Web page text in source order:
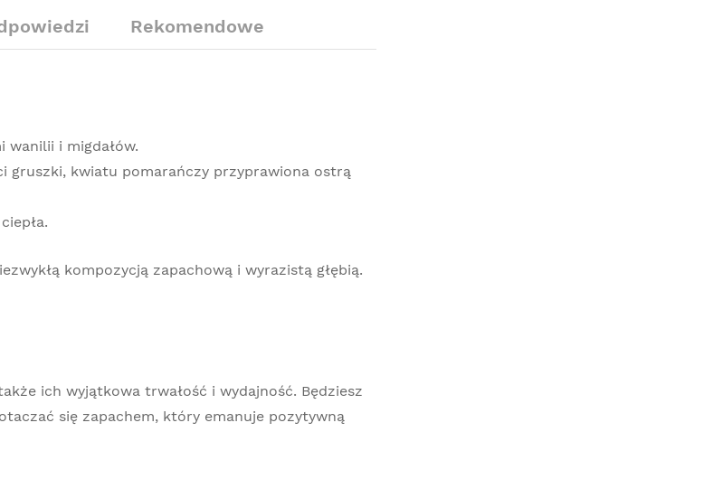
Rekomendowe
wanilii i migdałów.
gruszki, kwiatu pomarańczy przyprawiona ostrą
kompozycją zapachową i wyrazistą głębią.
ich wyjątkowa trwałość i wydajność. Będziesz
się zapachem, który emanuje pozytywną